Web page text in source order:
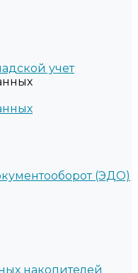
учет
(ЭДО)
накопителей